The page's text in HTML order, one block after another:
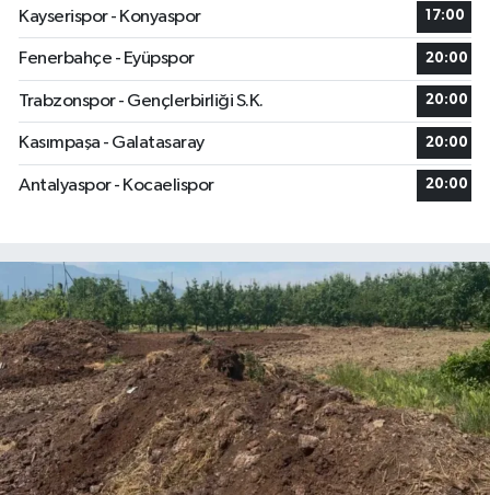
Kayserispor - Konyaspor
17:00
Fenerbahçe - Eyüpspor 20:00
Trabzonspor - Gençlerbirliği S.K. 20:00
Kasımpaşa - Galatasaray 20:00
Antalyaspor - Kocaelispor 20:00